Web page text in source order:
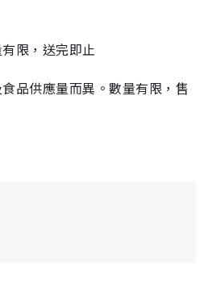
限，送完即止
品供應量而異。數量有限，售